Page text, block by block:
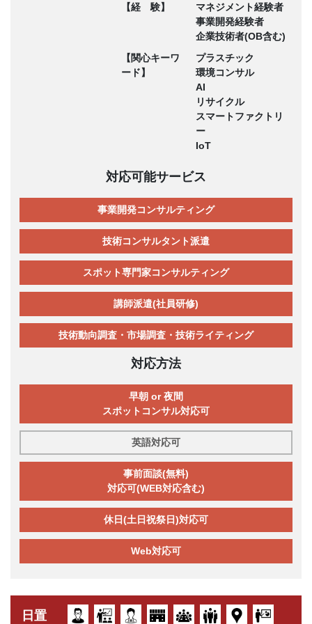
【経 験】
マネジメント経験者
事業開発経験者
企業技術者(OB含む)
【関心キーワ
ード】
プラスチック
環境コンサル
AI
リサイクル
スマートファクトリ
ー
IoT
対応可能サービス
事業開発コンサルティング
技術コンサルタント派遣
スポット専門家コンサルティング
講師派遣(社員研修)
技術動向調査・市場調査・技術ライティング
対応方法
早朝 or 夜間
スポットコンサル対応可
英語対応可
事前面談(無料)
対応可(WEB対応含む)
休日(土日祝祭日)対応可
Web対応可
日置